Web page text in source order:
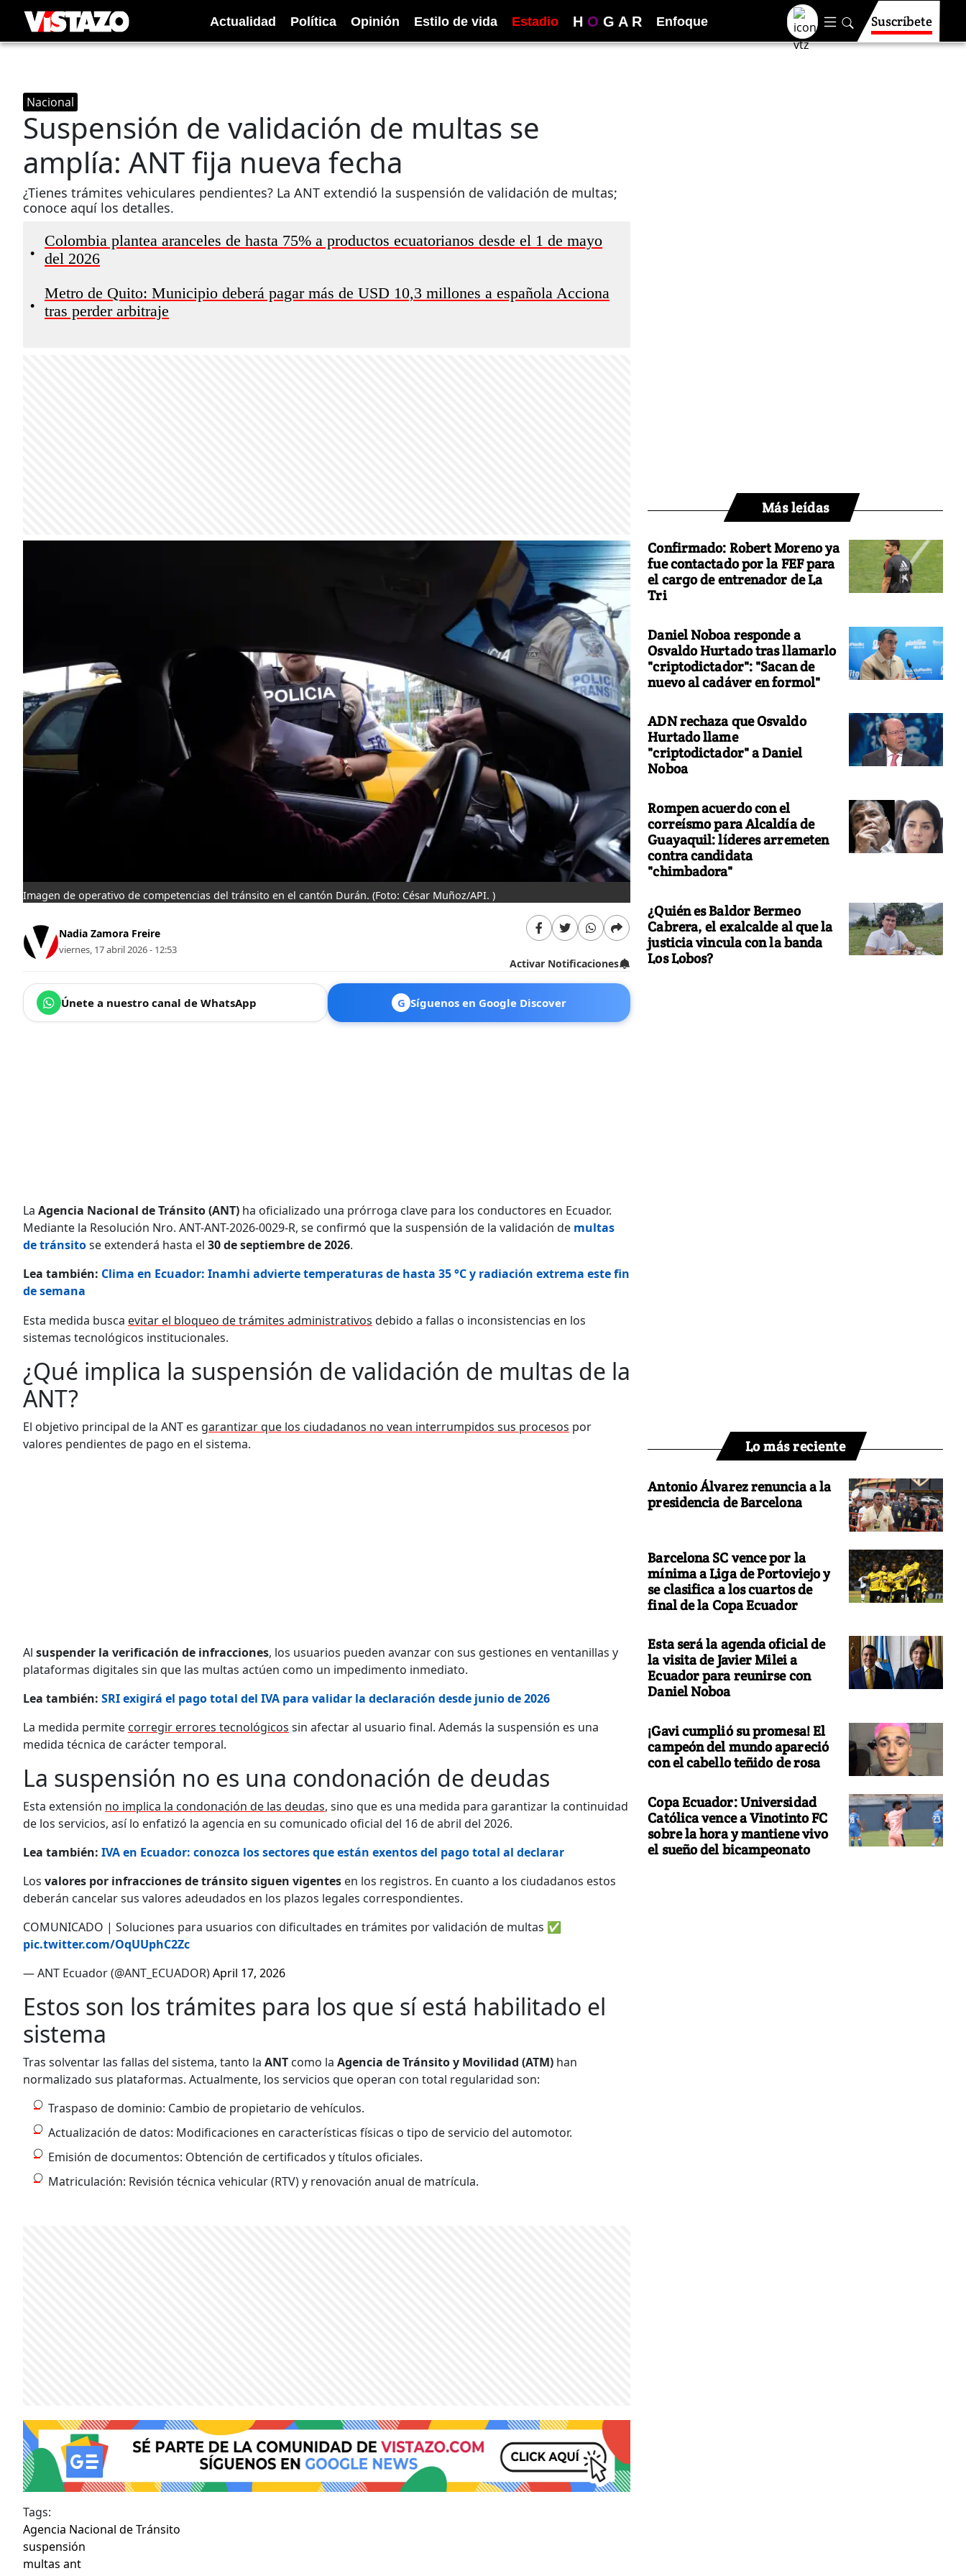
Actualidad Política Opinión Estilo de vida Estadio H O G A R Enfoque Suscríbete
Nacional
Suspensión de validación de multas se
amplía: ANT fija nueva fecha
¿Tienes trámites vehiculares pendientes? La ANT extendió la suspensión de validación de multas;
conoce aquí los detalles.
•
Colombia plantea aranceles de hasta 75% a productos ecuatorianos desde el 1 de mayo
del 2026
•
Metro de Quito: Municipio deberá pagar más de USD 10,3 millones a española Acciona
tras perder arbitraje
Imagen de operativo de competencias del tránsito en el cantón Durán. (Foto: César Muñoz/API. )
Nadia Zamora Freire
viernes, 17 abril 2026 - 12:53
Activar Notificaciones
Únete a nuestro canal de WhatsApp G Síguenos en Google Discover
La Agencia Nacional de Tránsito (ANT) ha oficializado una prórroga clave para los conductores en Ecuador.
Mediante la Resolución Nro. ANT-ANT-2026-0029-R, se confirmó que la suspensión de la validación de multas
de tránsitose extenderá hasta el 30 de septiembre de 2026.
Lea también: Clima en Ecuador: Inamhi advierte temperaturas de hasta 35 °C y radiación extrema este fin
de semana
Esta medida busca evitar el bloqueo de trámites administrativos debido a fallas o inconsistencias en los
sistemas tecnológicos institucionales.
¿Qué implica la suspensión de validación de multas de la
ANT?
El objetivo principal de la ANT es garantizar que los ciudadanos no vean interrumpidos sus procesos por
valores pendientes de pago en el sistema.
Al suspender la verificación de infracciones, los usuarios pueden avanzar con sus gestiones en ventanillas y
plataformas digitales sin que las multas actúen como un impedimento inmediato.
Lea también: SRI exigirá el pago total del IVA para validar la declaración desde junio de 2026
La medida permite corregir errores tecnológicos sin afectar al usuario final. Además la suspensión es una
medida técnica de carácter temporal.
La suspensión no es una condonación de deudas
Esta extensión no implica la condonación de las deudas, sino que es una medida para garantizar la continuidad
de los servicios, así lo enfatizó la agencia en su comunicado oficial del 16 de abril del 2026.
Lea también: IVA en Ecuador: conozca los sectores que están exentos del pago total al declarar
Los valores por infracciones de tránsito siguen vigentes en los registros. En cuanto a los ciudadanos estos
deberán cancelar sus valores adeudados en los plazos legales correspondientes.
COMUNICADO | Soluciones para usuarios con dificultades en trámites por validación de multas ✅
pic.twitter.com/OqUUphC2Zc
— ANT Ecuador (@ANT_ECUADOR)April 17, 2026
Estos son los trámites para los que sí está habilitado el
sistema
Tras solventar las fallas del sistema, tanto la ANT como la Agencia de Tránsito y Movilidad (ATM) han
normalizado sus plataformas. Actualmente, los servicios que operan con total regularidad son:
Traspaso de dominio: Cambio de propietario de vehículos.
Actualización de datos: Modificaciones en características físicas o tipo de servicio del automotor.
Emisión de documentos: Obtención de certificados y títulos oficiales.
Matriculación: Revisión técnica vehicular (RTV) y renovación anual de matrícula.
Tags:
Agencia Nacional de Tránsito
suspensión
multas ant
Más leídas
Confirmado: Robert Moreno ya
fue contactado por la FEF para
el cargo de entrenador de La
Tri
Daniel Noboa responde a
Osvaldo Hurtado tras llamarlo
"criptodictador": "Sacan de
nuevo al cadáver en formol"
ADN rechaza que Osvaldo
Hurtado llame
"criptodictador" a Daniel
Noboa
Rompen acuerdo con el
correísmo para Alcaldía de
Guayaquil: líderes arremeten
contra candidata
"chimbadora"
¿Quién es Baldor Bermeo
Cabrera, el exalcalde al que la
justicia vincula con la banda
Los Lobos?
Lo más reciente
Antonio Álvarez renuncia a la
presidencia de Barcelona
Barcelona SC vence por la
mínima a Liga de Portoviejo y
se clasifica a los cuartos de
final de la Copa Ecuador
Esta será la agenda oficial de
la visita de Javier Milei a
Ecuador para reunirse con
Daniel Noboa
¡Gavi cumplió su promesa! El
campeón del mundo apareció
con el cabello teñido de rosa
Copa Ecuador: Universidad
Católica vence a Vinotinto FC
sobre la hora y mantiene vivo
el sueño del bicampeonato